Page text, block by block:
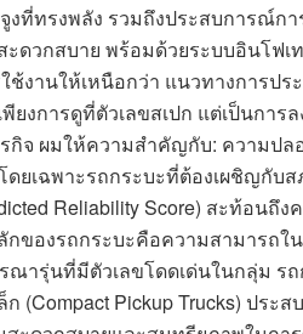
งที่ทรงพลัง รวมถึงประสบการณ์
ดวกสบาย พร้อมด้วยระบบอินโฟ
งานให้เหนือกว่า แนวทางการปร
ยงการดูที่ตัวเลขสเปก แต่เป็นการ
กิจ ผมให้ความสำคัญกับ: ความปล
ยเฉพาะรถกระบะที่ต้องเผชิญกับ
Reliability Score) สะท้อนถึ
ของรถกระบะคือความสามารถใ
รณารุ่นที่มีตัวเลขโดดเด่นในกลุ่ม
ก (Compact Pickup Trucks) ป